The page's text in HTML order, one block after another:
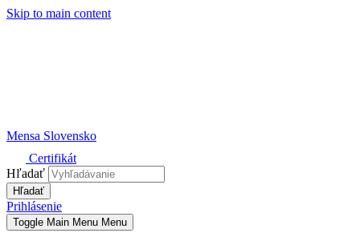
Skip to main content
Mensa Slovensko
Certifikát
Hľadať
Prihlásenie
Toggle Main Menu Menu